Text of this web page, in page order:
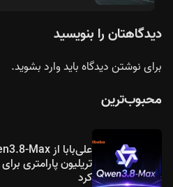
دیدگاهتان را بنویسید
برای نوشتن دیدگاه بایدوارد بشوید.
محبوب‌ترین
تریلیون پارامتری
کرد